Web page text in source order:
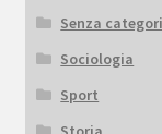
Senza
Sociologia
Sport